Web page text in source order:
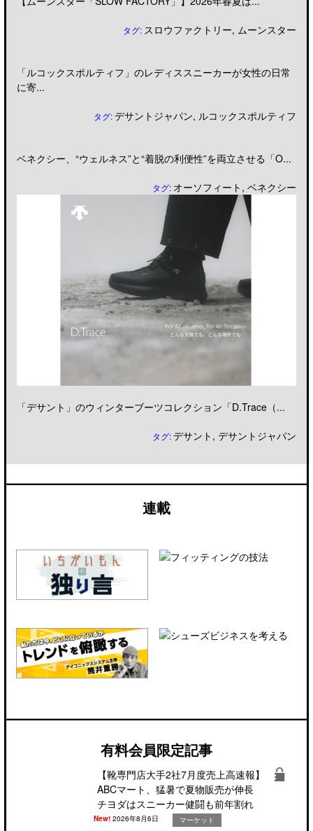
タグ: スロウファクトリー, ムーンスター
「ルコックスポルティフ」のレディススニーカーが女性の日常
に寄...
タグ:デサントジャパン, ルコックスポルティフ
ベネクシー、“ウェルネス”と“着脱の利便性”を両立させる「O...
タグ: オーソフィート ,ベネクシー
「デサント」のウィンターブーツコレクション「D.Trace（...
タグ:デサント ,デサントジャパン
連載
有料会員限定記事
【靴専門店大手2社7月度売上高速報】
ABCマート、猛暑で夏物販売が伸長
チヨダはスニーカー健闘も前年割れ
New!2026年8月6日 マーケット